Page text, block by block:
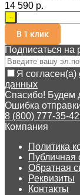
14 590 p.
-
В 1 клик
Подписаться на
Я согласен(a)
данных
Спасибо! Будем
Ошибка
8 (800) 777-35-42
Компания
Политика
Публичная
Обратная
Реквизиты
Контакты